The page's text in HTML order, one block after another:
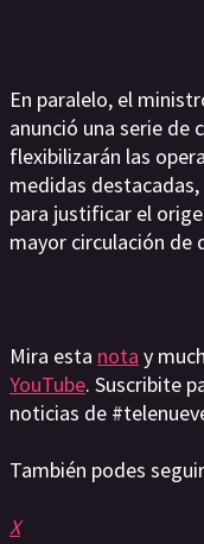
En paralelo, el
anunció una serie de
flexibilizarán las
medidas
para justificar el
mayor circulación de
Mira esta nota y
YouTube. Suscribite
noticias de
También podes
X